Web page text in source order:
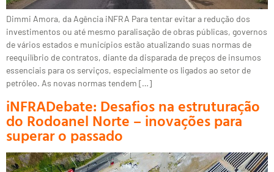
Dimmi Amora, da Agência iNFRA Para tentar evitar a redução dos
investimentos ou até mesmo paralisação de obras públicas, governos
de vários estados e municípios estão atualizando suas normas de
reequilíbrio de contratos, diante da disparada de preços de insumos
essenciais para os serviços, especialmente os ligados ao setor de
petróleo. As novas normas tendem […]
iNFRADebate: Desafios na estruturação
do Rodoanel Norte – inovações para
superar o passado